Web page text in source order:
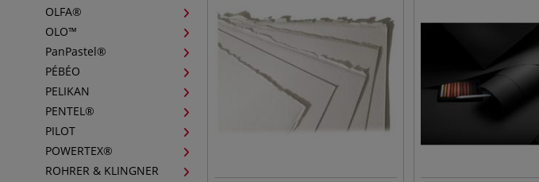
OLFA®
OLO™
PanPastel®
PÉBÉO
PELIKAN
PENTEL®
PILOT
POWERTEX®
ROHRER & KLINGNER